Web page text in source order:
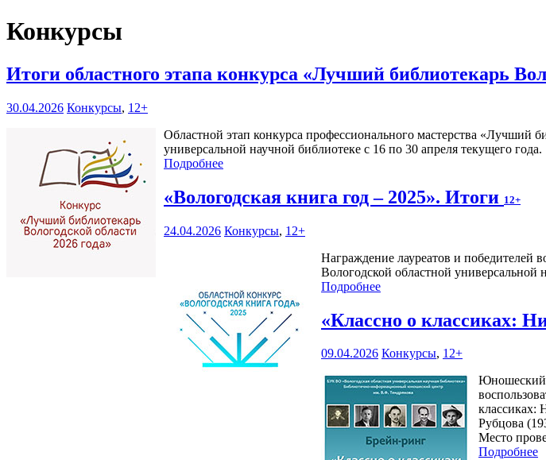
Конкурсы
Итоги областного этапа конкурса «Лучший библиотекарь
30.04.2026 Конкурсы, 12+
Областной этап конкурса профессионального мастерства «Лучший
универсальной научной библиотеке с 16 по 30 апреля текущего года.
Подробнее
«Вологодская книга год – 2025». Итоги 12+
24.04.2026 Конкурсы, 12+
Награждение лауреатов и победителей
Вологодской областной
Подробнее
«Классно о классиках:
09.04.2026 Конкурсы, 12+
Юношеский
классиках:
Рубцова
Место
Подробнее